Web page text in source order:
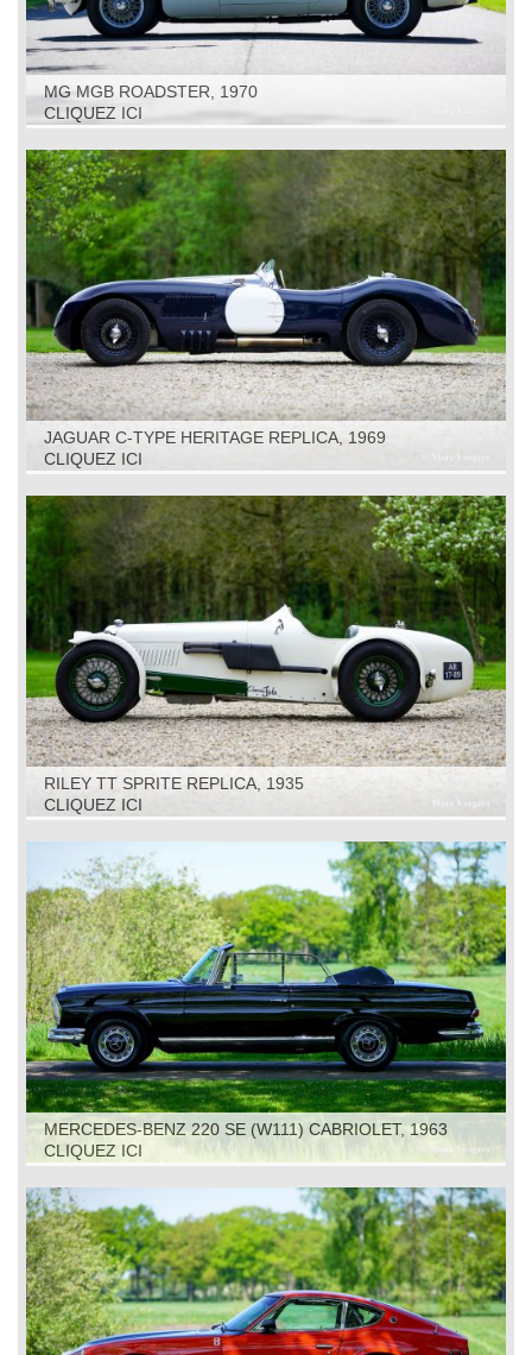
MG MGB ROADSTER, 1970
CLIQUEZ ICI
JAGUAR C-TYPE HERITAGE REPLICA, 1969
CLIQUEZ ICI
RILEY TT SPRITE REPLICA, 1935
CLIQUEZ ICI
MERCEDES-BENZ 220 SE (W111) CABRIOLET, 1963
CLIQUEZ ICI